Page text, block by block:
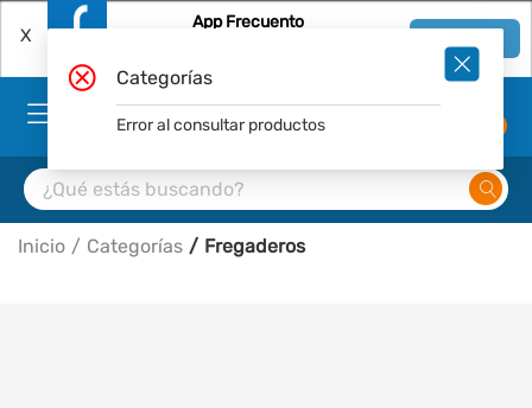
X
App Frecuento
Inicio Categorías Fregaderos
Categorías
Error al consultar productos